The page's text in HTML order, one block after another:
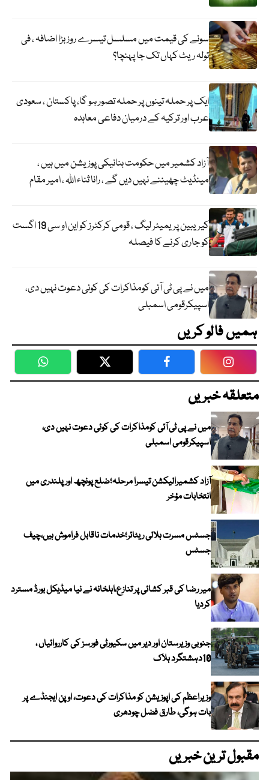
سونے کی قیمت میں مسلسل تیسرے روز بڑا اضافہ ، فی
تولہ ریٹ کہاں تک جا پہنچا؟
ایک پر حملہ تینوں پر حملہ تصور ہو گا، پاکستان ، سعودی
عرب اور ترکیہ کے درمیان دفاعی معاہدہ
آزاد کشمیر میں حکومت بنانیکی پوزیشن میں ہیں ،
مینڈیٹ چھیننے نہیں دیں گے ، رانا ثناء اللہ ، امیر مقام
کیریبین پریمیئر لیگ ، قومی کرکٹرز کو این او سی 19 اگست
کو جاری کرنے کا فیصلہ
میں نے پی ٹی آئی کومذاکرات کی کوئی دعوت نہیں دی،
اسپیکرقومی اسمبلی
ہمیں فالو کریں
WhatsApp Twitter Facebook
متعلقہ خبریں
میں نے پی ٹی آئی کومذاکرات کی کوئی دعوت نہیں دی،
اسپیکرقومی اسمبلی
آزاد کشمیرالیکشن تیسرا مرحلہ؛ضلع پونچھ اور پلندری میں
انتخابات مؤخر
جسٹس مسرت ہلالی ریٹائر؛خدمات ناقابل فراموش ہیں،چیف
جسٹس
میر رضا کی قبر کشائی پر تنازع،اہلخانہ نے نیا میڈیکل بورڈ مسترد
کردیا
جنوبی وزیرستان اور دیر میں سکیورٹی فورسز کی کارروائیاں ،
10دہشتگرد ہلاک
وزیراعظم کی اپوزیشن کو مذاکرات کی دعوت، اوپن ایجنڈے پر
بات ہوگی، طارق فضل چودھری
مقبول ترین خبریں